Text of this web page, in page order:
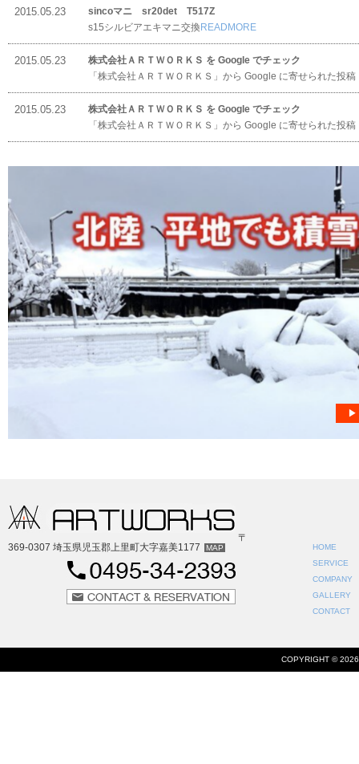
2015.05.23
sincoマニ sr20det T517Z
s15シルビアエキマニ交換 READMORE
2015.05.23
株式会社ＡＲＴＷＯＲＫＳ を Google でチェック
「株式会社ＡＲＴＷＯＲＫＳ」から Google に寄せられた投
2015.05.23
株式会社ＡＲＴＷＯＲＫＳ を Google でチェック
「株式会社ＡＲＴＷＯＲＫＳ」から Google に寄せられた投
〒
369-0307 埼玉県児玉郡上里町大字嘉美1177
MAP
HOME
SERVICE
COMPANY
GALLERY
CONTACT
COPYRIGHT ©